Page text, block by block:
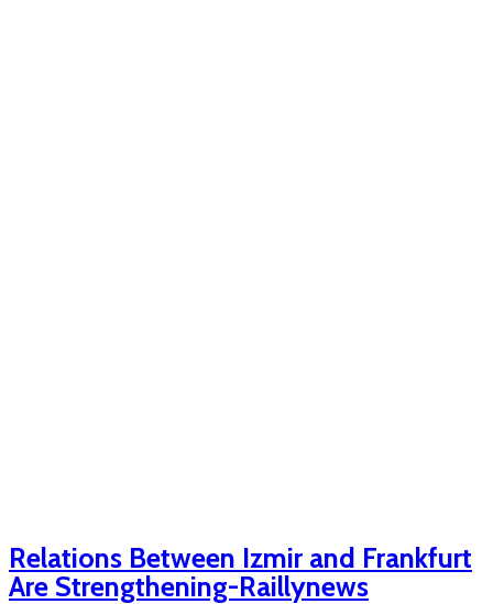
Relations Between Izmir and Frankfurt
Are Strengthening-Raillynews